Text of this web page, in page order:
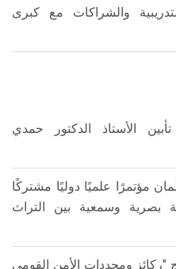
والشراكات مع كبرى
الأستاذ الدكتور حمدي
مؤتمرًا علميًا دوليًا مشتركًا
بصرية وسمعية بين التراث
ومحددات الأمن القومي